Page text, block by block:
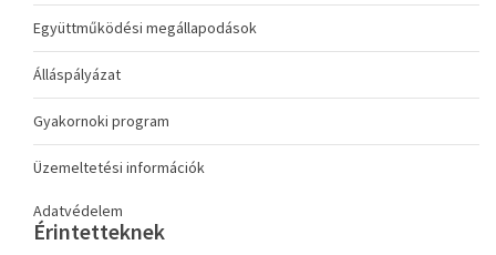
Együttműködési megállapodások
Álláspályázat
Gyakornoki program
Üzemeltetési információk
Adatvédelem
Érintetteknek